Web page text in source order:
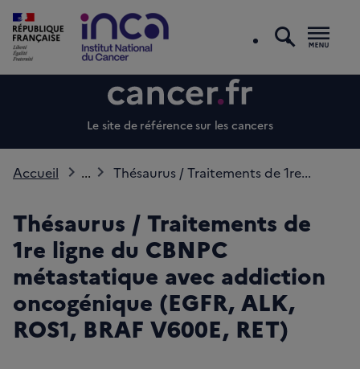
Le site de référence sur les cancers
Accueil ... Thésaurus / Traitements de 1re...
Thésaurus / Traitements de
1re ligne du CBNPC
métastatique avec addiction
oncogénique (EGFR, ALK,
ROS1, BRAF V600E, RET)